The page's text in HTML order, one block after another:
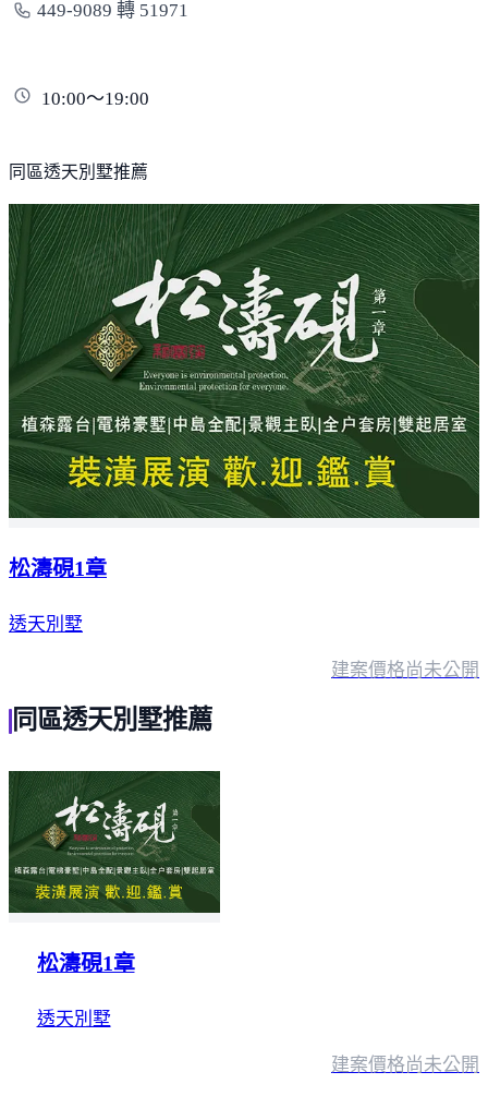
449-9089 轉 51971
10:00～19:00
同區透天別墅推薦
松濤硯1章
透天別墅
建案價格尚未公開
同區透天別墅推薦
松濤硯1章
透天別墅
建案價格尚未公開